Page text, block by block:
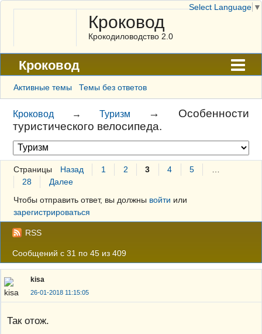
Кроковод
Крокодиловодство 2.0
Кроковод
Форум
Архив
ГАЛЕРЕЯ
Правила
Поиск
Регистрация
Вход
Активные темы Темы без ответов
Кроковод →Туризм → Особенности
туристического велосипеда.
Страницы Назад 1 2 3 4 5
28
Далее
Чтобы отправить ответ, вы должны войти или
зарегистрироваться
RSS
Сообщений с 31 по 45 из 409
kisa
26-01-2018 11:15:05
Так отож.
Select Language ▼